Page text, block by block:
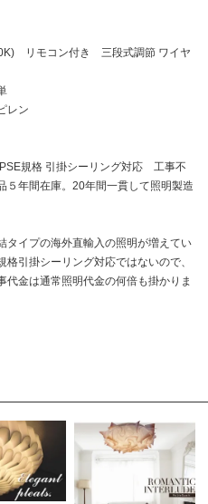
リモコン付き 三段式調節 ワイヤ
レン
規格 引掛シーリング対応 工事不
年間在庫。20年間一貫して照明製造
タイプの海外直輸入の照明が増えてい
引掛シーリング対応ではないので、
代金は通常照明代金の何倍も掛かりま